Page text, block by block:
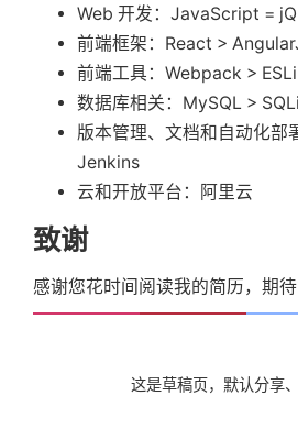
Web 开发：JavaScript =
前端框架：React >
前端工具：Webpack >
数据库相关：MySQL >
版本管理、文档和自动化部
Jenkins
云和开放平台：阿里云
致谢
感谢您花时间阅读我的简历，期待
这是草稿页，默认分享